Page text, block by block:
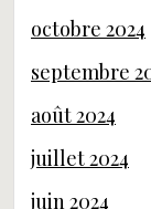
octobre 2024
septembre
août 2024
juillet 2024
juin 2024